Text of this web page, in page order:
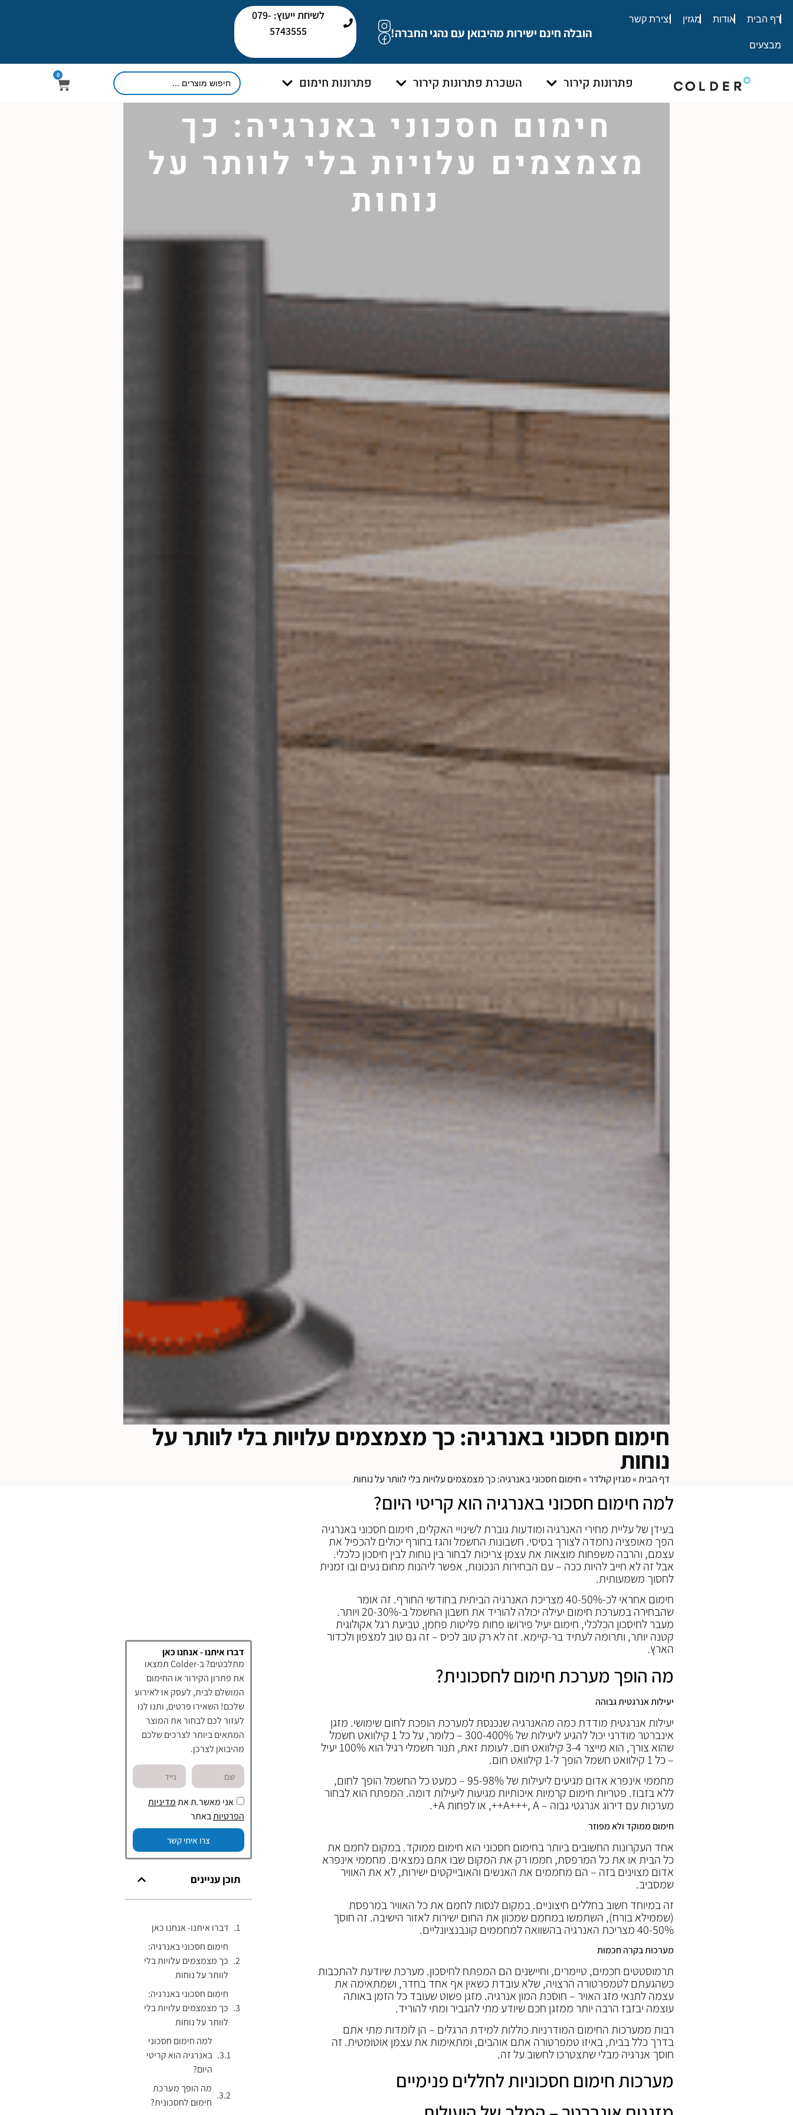
דף הבית
אודות מגזין יצירת קשר
מבצעים
הובלה חינם ישירות מהיבואן עם נהגי החברה!
לשיחת ייעוץ: 079-
5743555
פתרונות קירור השכרת פתרונות קירור פתרונות חימום 0
חימום חסכוני באנרגיה: כך
מצמצמים עלויות בלי לוותר על
נוחות
חימום חסכוני באנרגיה: כך מצמצמים עלויות בלי לוותר על
נוחות
דף הבית»מגזין קולדר»חימום חסכוני באנרגיה: כך מצמצמים עלויות בלי לוותר על נוחות
למה חימום חסכוני באנרגיה הוא קריטי היום?
בעידן של עליית מחירי האנרגיה ומודעות גוברת לשינויי האקלים, חימום חסכוני באנרגיה
הפך מאופציה נחמדה לצורך בסיסי. חשבונות החשמל והגז בחורף יכולים להכפיל את
עצמם, והרבה משפחות מוצאות את עצמן צריכות לבחור בין נוחות לבין חיסכון כלכלי.
אבל זה לא חייב להיות ככה – עם הבחירות הנכונות, אפשר ליהנות מחום נעים ובו זמנית
לחסוך משמעותית.
חימום אחראי לכ-40-50% מצריכת האנרגיה הביתית בחודשי החורף. זה אומר
שהבחירה במערכת חימום יעילה יכולה להוריד את חשבון החשמל ב-20-30% ויותר.
מעבר לחיסכון הכלכלי, חימום יעיל פירושו פחות פליטות פחמן, טביעת רגל אקולוגית
קטנה יותר, ותרומה לעתיד בר-קיימא. זה לא רק טוב לכיס – זה גם טוב למצפון ולכדור
הארץ.
מה הופך מערכת חימום לחסכונית?
יעילות אנרגטית גבוהה
יעילות אנרגטית מודדת כמה מהאנרגיה שנכנסת למערכת הופכת לחום שימושי. מזגן
אינברטר מודרני יכול להגיע ליעילות של 300-400% – כלומר, על כל 1 קילוואט חשמל
שהוא צורך, הוא מייצר 3-4 קילוואט חום. לעומת זאת, תנור חשמלי רגיל הוא 100% יעיל
– כל 1 קילוואט חשמל הופך ל-1 קילוואט חום.
מחממי אינפרא אדום מגיעים ליעילות של 95-98% – כמעט כל החשמל הופך לחום,
ללא בזבוז. פטריות חימום קרמיות איכותיות מגיעות ליעילות דומה. המפתח הוא לבחור
מערכות עם דירוג אנרגטי גבוה – A+++, A++, או לפחות A+.
חימום ממוקד ולא מפוזר
אחד העקרונות החשובים ביותר בחימום חסכוני הוא חימום ממוקד. במקום לחמם את
כל הבית או את כל המרפסת, חממו רק את המקום שבו אתם נמצאים. מחממי אינפרא
אדום מצוינים בזה – הם מחממים את האנשים והאובייקטים ישירות, לא את האוויר
שמסביב.
זה במיוחד חשוב בחללים חיצוניים. במקום לנסות לחמם את כל האוויר במרפסת
(שממילא בורח), השתמשו במחמם שמכוון את החום ישירות לאזור הישיבה. זה חוסך
40-50% מצריכת האנרגיה בהשוואה למחממים קונבנציונליים.
מערכות בקרה חכמות
תרמוסטטים חכמים, טיימרים, וחיישנים הם המפתח לחיסכון. מערכת שיודעת להתכבות
כשהגעתם לטמפרטורה הרצויה, שלא עובדת כשאין אף אחד בחדר, ושמתאימה את
עצמה לתנאי מזג האויר – חוסכת המון אנרגיה. מזגן פשוט שעובד כל הזמן באותה
עוצמה יבזבז הרבה יותר ממזגן חכם שיודע מתי להגביר ומתי להוריד.
רבות ממערכות החימום המודרניות כוללות למידת הרגלים – הן לומדות מתי אתם
בדרך כלל בבית, באיזו טמפרטורה אתם אוהבים, ומתאימות את עצמן אוטומטית. זה
חוסך אנרגיה מבלי שתצטרכו לחשוב על זה.
מערכות חימום חסכוניות לחללים פנימיים
דברו איתנו - אנחנו כאן
מתלבטים? ב-Colder תמצאו
את פתרון הקירור או החימום
המושלם לבית, לעסק או לאירוע
שלכם! השאירו פרטים, ותנו לנו
לעזור לכם לבחור את המוצר
המתאים ביותר לצרכים שלכם
מהיבואן לצרכן.
אני מאשר.ת אתמדיניות
הפרטיותבאתר
צרו איתי קשר
תוכן עניינים
דברו איתנו- אנחנו כאן
חימום חסכוני באנרגיה:
כך מצמצמים עלויות בלי
לוותר על נוחות
חימום חסכוני באנרגיה:
כך מצמצמים עלויות בלי
לוותר על נוחות
למה חימום חסכוני
באנרגיה הוא קריטי
היום?
מה הופך מערכת
חימום לחסכונית?